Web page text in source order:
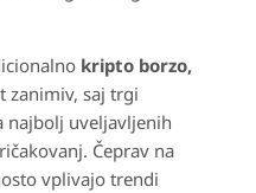
kripto borzo,
zanimiv, saj trgi
najbolj uveljavljenih
Čeprav na
vplivajo trendi